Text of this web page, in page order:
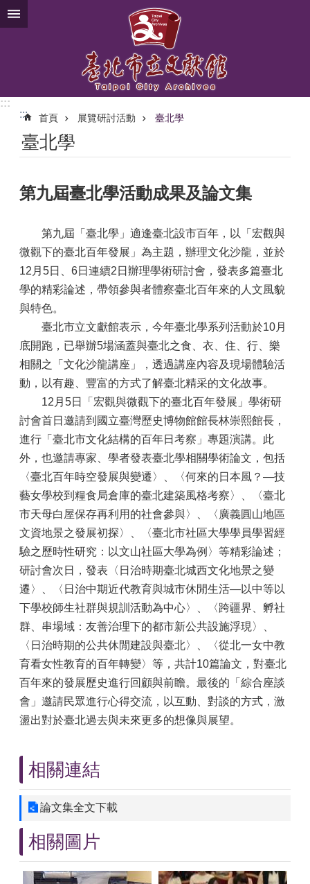
跳到主要內容區塊
:::
:::
首頁 展覽研討活動 臺北學
臺北學
第九屆臺北學活動成果及論文集
第九屆「臺北學」適逢臺北設市百年，以「宏觀與
微觀下的臺北百年發展」為主題，辦理文化沙龍，並於
12月5日、6日連續2日辦理學術研討會，發表多篇臺北
學的精彩論述，帶領參與者體察臺北百年來的人文風貌
與特色。
臺北市立文獻館表示，今年臺北學系列活動於10月
底開跑，已舉辦5場涵蓋與臺北之食、衣、住、行、樂
相關之「文化沙龍講座」，透過講座內容及現場體驗活
動，以有趣、豐富的方式了解臺北精采的文化故事。
12月5日「宏觀與微觀下的臺北百年發展」學術研
討會首日邀請到國立臺灣歷史博物館館長林崇熙館長，
進行「臺北市文化結構的百年日考察」專題演講。此
外，也邀請專家、學者發表臺北學相關學術論文，包括
〈臺北百年時空發展與變遷〉、〈何來的日本風？—技
藝女學校到糧食局倉庫的臺北建築風格考察〉、〈臺北
市天母白屋保存再利用的社會參與〉、〈廣義圓山地區
文資地景之發展初探〉、〈臺北市社區大學學員學習經
驗之歷時性研究：以文山社區大學為例〉等精彩論述；
研討會次日，發表〈日治時期臺北城西文化地景之變
遷〉、〈日治中期近代教育與城市休閒生活—以中等以
下學校師生社群與規訓活動為中心〉、〈跨疆界、孵社
群、串場域：友善治理下的都市新公共設施浮現〉、
〈日治時期的公共休閒建設與臺北〉、〈從北一女中教
育看女性教育的百年轉變〉等，共計10篇論文，對臺北
百年來的發展歷史進行回顧與前瞻。最後的「綜合座談
會」邀請民眾進行心得交流，以互動、對談的方式，激
盪出對於臺北過去與未來更多的想像與展望。
相關連結
論文集全文下載
相關圖片